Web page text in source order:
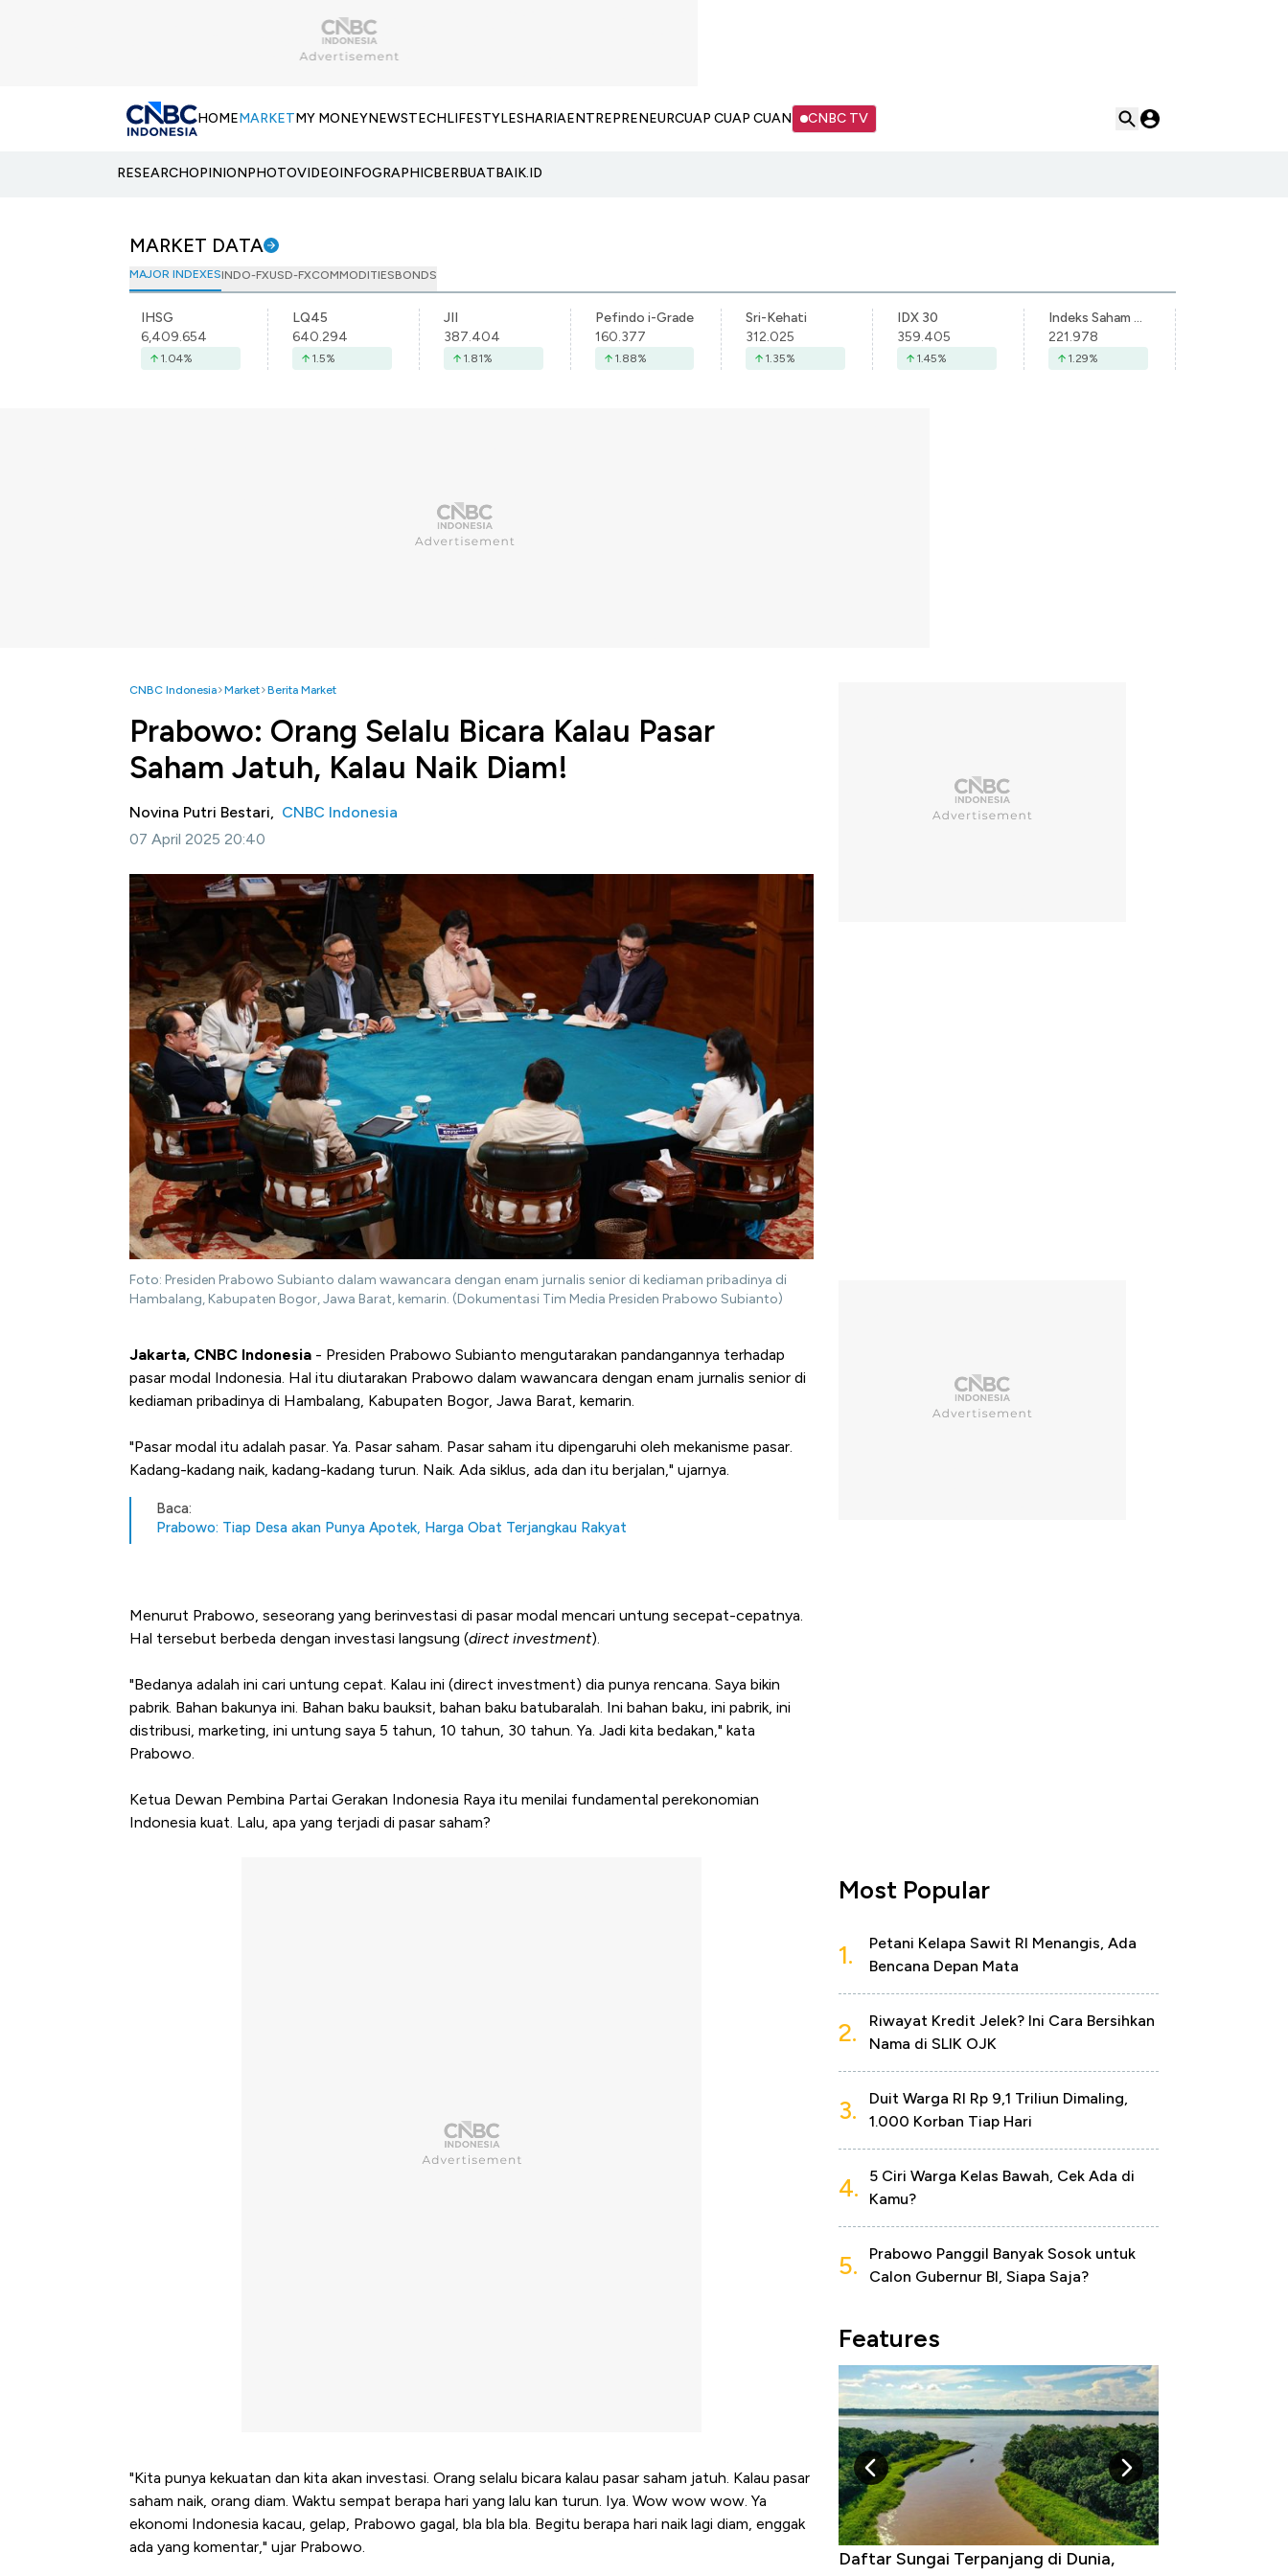
HOMEMARKETMY MONEYNEWSTECHLIFESTYLESHARIAENTREPRENEURCUAP CUAP CUAN CNBC TV
RESEARCHOPINIONPHOTOVIDEOINFOGRAPHICBERBUATBAIK.ID
MARKET DATA
MAJOR INDEXESINDO-FXUSD-FXCOMMODITIESBONDS
IHSG
6,409.654
1.04%
LQ45
640.294
1.5%
JII
387.404
1.81%
Pefindo i-Grade
160.377
1.88%
Sri-Kehati
312.025
1.35%
IDX 30
359.405
1.45%
Indeks Saham Syariah Indonesia
221.978
1.29%
CNBC Indonesia Market Berita Market
Prabowo: Orang Selalu Bicara Kalau Pasar
Saham Jatuh, Kalau Naik Diam!
Novina Putri Bestari, CNBC Indonesia
07 April 2025 20:40
Foto: Presiden Prabowo Subianto dalam wawancara dengan enam jurnalis senior di kediaman pribadinya di
Hambalang, Kabupaten Bogor, Jawa Barat, kemarin. (Dokumentasi Tim Media Presiden Prabowo Subianto)
Jakarta, CNBC Indonesia - Presiden Prabowo Subianto mengutarakan pandangannya terhadap
pasar modal Indonesia. Hal itu diutarakan Prabowo dalam wawancara dengan enam jurnalis senior di
kediaman pribadinya di Hambalang, Kabupaten Bogor, Jawa Barat, kemarin.
"Pasar modal itu adalah pasar. Ya. Pasar saham. Pasar saham itu dipengaruhi oleh mekanisme pasar.
Kadang-kadang naik, kadang-kadang turun. Naik. Ada siklus, ada dan itu berjalan," ujarnya.
Baca:
Prabowo: Tiap Desa akan Punya Apotek, Harga Obat Terjangkau Rakyat
Menurut Prabowo, seseorang yang berinvestasi di pasar modal mencari untung secepat-cepatnya.
Hal tersebut berbeda dengan investasi langsung (direct investment).
"Bedanya adalah ini cari untung cepat. Kalau ini (direct investment) dia punya rencana. Saya bikin
pabrik. Bahan bakunya ini. Bahan baku bauksit, bahan baku batubaralah. Ini bahan baku, ini pabrik, ini
distribusi, marketing, ini untung saya 5 tahun, 10 tahun, 30 tahun. Ya. Jadi kita bedakan," kata
Prabowo.
Ketua Dewan Pembina Partai Gerakan Indonesia Raya itu menilai fundamental perekonomian
Indonesia kuat. Lalu, apa yang terjadi di pasar saham?
"Kita punya kekuatan dan kita akan investasi. Orang selalu bicara kalau pasar saham jatuh. Kalau pasar
saham naik, orang diam. Waktu sempat berapa hari yang lalu kan turun. Iya. Wow wow wow. Ya
ekonomi Indonesia kacau, gelap, Prabowo gagal, bla bla bla. Begitu berapa hari naik lagi diam, enggak
ada yang komentar," ujar Prabowo.
Most Popular
1.
Petani Kelapa Sawit RI Menangis, Ada
Bencana Depan Mata
2.
Riwayat Kredit Jelek? Ini Cara Bersihkan
Nama di SLIK OJK
3.
Duit Warga RI Rp 9,1 Triliun Dimaling,
1.000 Korban Tiap Hari
4.
5 Ciri Warga Kelas Bawah, Cek Ada di
Kamu?
5.
Prabowo Panggil Banyak Sosok untuk
Calon Gubernur BI, Siapa Saja?
Features
Begini Cara Korsel atasi Panas Tanpa AC
Daftar Sungai Terpanjang di Dunia,
Negara yang Warganya Sering